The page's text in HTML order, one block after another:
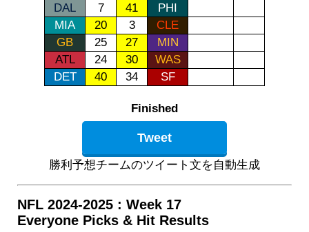
DAL
7 41
PHI
MIA
20 3
CLE
GB
25 27
MIN
ATL
24 30
WAS
DET
40 34 SF
Finished
Tweet
勝利予想チームのツイート文を自動生成
NFL 2024-2025 : Week 17
Everyone Picks & Hit Results